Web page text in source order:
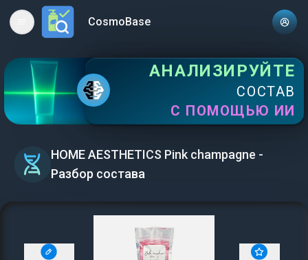
Open main menuCosmoBase
АНАЛИЗИРУЙТЕ
СОСТАВ
С ПОМОЩЬЮ ИИ
HOME AESTHETICS Pink champagne -
Разбор состава